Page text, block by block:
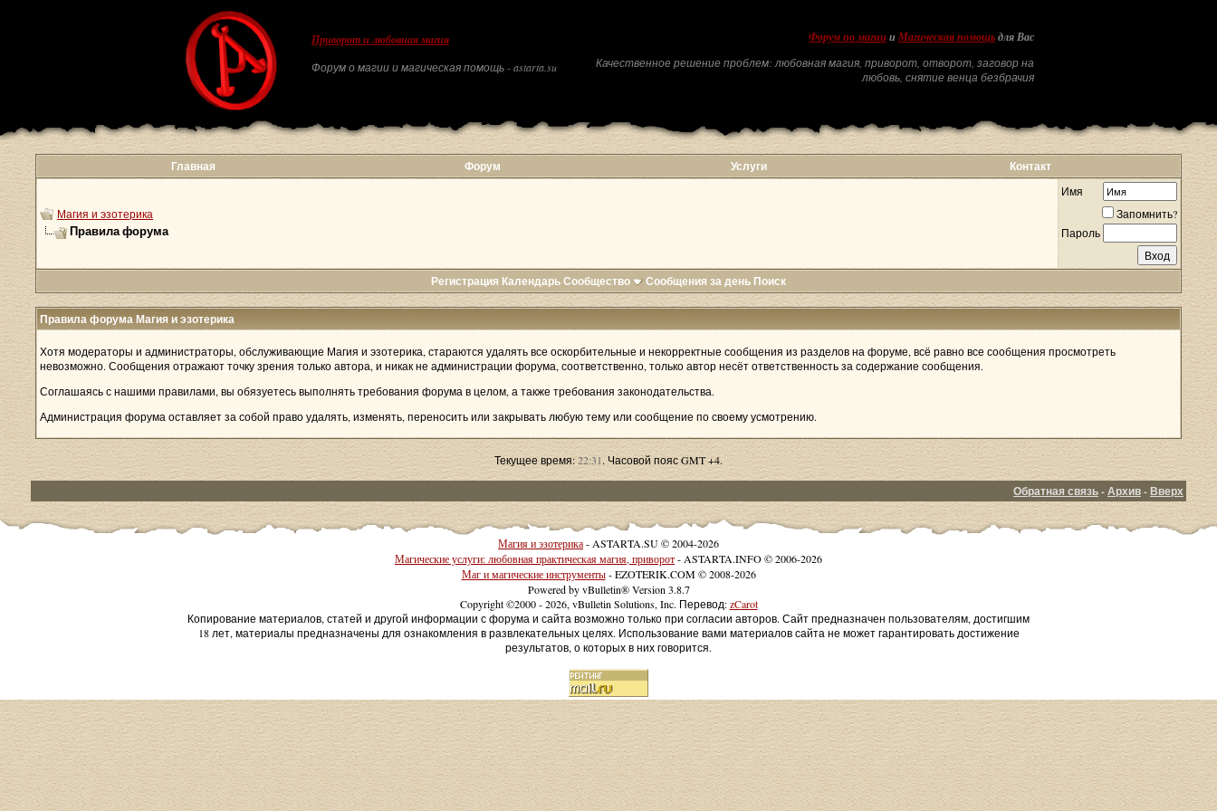
Приворот и любовная магия
Форум о магии и магическая помощь - astarta.su
Форум по магии и Магическая помощь для Вас
Качественное решение проблем: любовная магия, приворот, отворот, заговор на
любовь, снятие венца безбрачия
Главная Форум Услуги Контакт
Магия и эзотерика
Правила форума
Имя
Запомнить?
Пароль
Регистрация КалендарьСообщество Сообщения за день Поиск
Правила форума Магия и эзотерика
Хотя модераторы и администраторы, обслуживающие Магия и эзотерика, стараются удалять все оскорбительные и некорректные сообщения из разделов на форуме, всё равно все сообщения просмотреть
невозможно. Сообщения отражают точку зрения только автора, и никак не администрации форума, соответственно, только автор несёт ответственность за содержание сообщения.
Соглашаясь с нашими правилами, вы обязуетесь выполнять требования форума в целом, а также требования законодательства.
Администрация форума оставляет за собой право удалять, изменять, переносить или закрывать любую тему или сообщение по своему усмотрению.
Текущее время:22:31. Часовой пояс GMT +4.
Обратная связь-Архив-Вверх
Магия и эзотерика- ASTARTA.SU © 2004-2026
Магические услуги: любовная практическая магия, приворот- ASTARTA.INFO © 2006-2026
Маг и магические инструменты- EZOTERIK.COM © 2008-2026
Powered by vBulletin® Version 3.8.7
Copyright ©2000 - 2026, vBulletin Solutions, Inc. Перевод:zCarot
Копирование материалов, статей и другой информации с форума и сайта возможно только при согласии авторов. Сайт предназначен пользователям, достигшим
18 лет, материалы предназначены для ознакомления в развлекательных целях. Использование вами материалов сайта не может гарантировать достижение
результатов, о которых в них говорится.